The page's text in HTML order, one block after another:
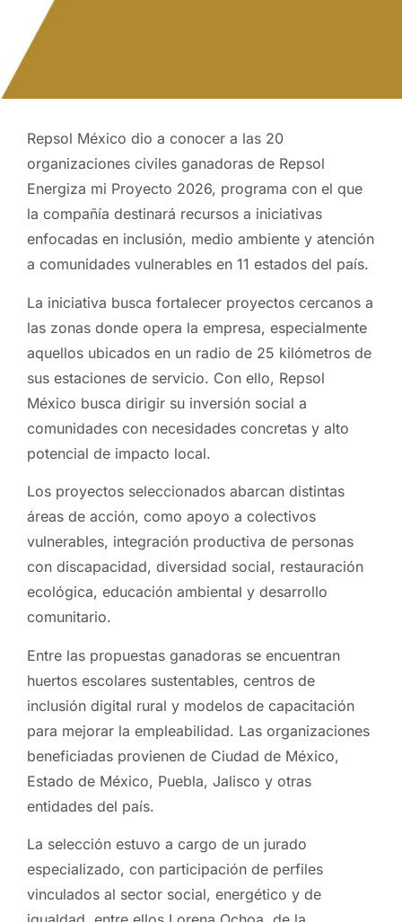
Repsol México dio a conocer a las 20
organizaciones civiles ganadoras de Repsol
Energiza mi Proyecto 2026, programa con el que
la compañía destinará recursos a iniciativas
enfocadas en inclusión, medio ambiente y atención
a comunidades vulnerables en 11 estados del país.
La iniciativa busca fortalecer proyectos cercanos a
las zonas donde opera la empresa, especialmente
aquellos ubicados en un radio de 25 kilómetros de
sus estaciones de servicio. Con ello, Repsol
México busca dirigir su inversión social a
comunidades con necesidades concretas y alto
potencial de impacto local.
Los proyectos seleccionados abarcan distintas
áreas de acción, como apoyo a colectivos
vulnerables, integración productiva de personas
con discapacidad, diversidad social, restauración
ecológica, educación ambiental y desarrollo
comunitario.
Entre las propuestas ganadoras se encuentran
huertos escolares sustentables, centros de
inclusión digital rural y modelos de capacitación
para mejorar la empleabilidad. Las organizaciones
beneficiadas provienen de Ciudad de México,
Estado de México, Puebla, Jalisco y otras
entidades del país.
La selección estuvo a cargo de un jurado
especializado, con participación de perfiles
vinculados al sector social, energético y de